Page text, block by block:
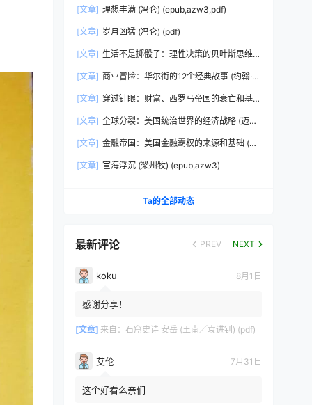
[文章] 理想丰满 (冯仑) (epub,azw3,pdf)
[文章] 岁月凶猛 (冯仑) (pdf)
[文章] 生活不是掷骰子：理性决策的贝叶斯思维
[文章] 商业冒险：华尔街的12个经典故事 (约翰·布
[文章] 穿过针眼：财富、西罗马帝国的衰亡和基
(epub,azw3,pdf)
[文章] 全球分裂：美国统治世界的经济战略 (迈克
[文章] 金融帝国：美国金融霸权的来源和基础 (迈
[文章] 宦海浮沉 (梁州牧) (epub,azw3)
Ta的全部动态
最新评论 PREV NEXT
koku 8月1日
感谢分享！
[文章] 来自： 石窟史诗 安岳 (王南／袁进钊) (pdf)
艾伦 7月31日
这个好看么亲们